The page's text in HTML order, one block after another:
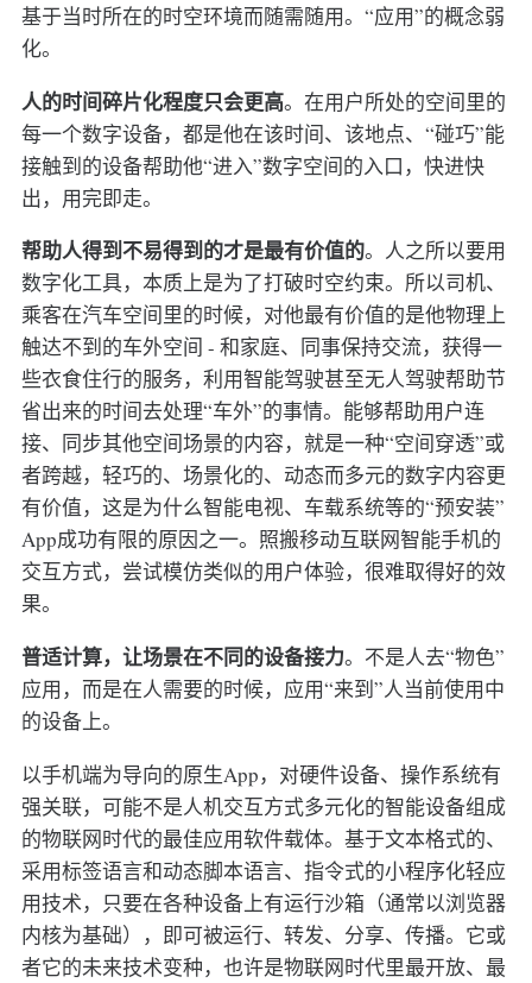
基于当时所在的时空环境而随需随用。“应用”的概念弱
化。
人的时间碎片化程度只会更高。在用户所处的空间里的
每一个数字设备，都是他在该时间、该地点、“碰巧”能
接触到的设备帮助他“进入”数字空间的入口，快进快
出，用完即走。
帮助人得到不易得到的才是最有价值的。人之所以要用
数字化工具，本质上是为了打破时空约束。所以司机、
乘客在汽车空间里的时候，对他最有价值的是他物理上
触达不到的车外空间 - 和家庭、同事保持交流，获得一
些衣食住行的服务，利用智能驾驶甚至无人驾驶帮助节
省出来的时间去处理“车外”的事情。能够帮助用户连
接、同步其他空间场景的内容，就是一种“空间穿透”或
者跨越，轻巧的、场景化的、动态而多元的数字内容更
有价值，这是为什么智能电视、车载系统等的“预安装”
App成功有限的原因之一。照搬移动互联网智能手机的
交互方式，尝试模仿类似的用户体验，很难取得好的效
果。
普适计算，让场景在不同的设备接力。不是人去“物色”
应用，而是在人需要的时候，应用“来到”人当前使用中
的设备上。
以手机端为导向的原生App，对硬件设备、操作系统有
强关联，可能不是人机交互方式多元化的智能设备组成
的物联网时代的最佳应用软件载体。基于文本格式的、
采用标签语言和动态脚本语言、指令式的小程序化轻应
用技术，只要在各种设备上有运行沙箱（通常以浏览器
内核为基础），即可被运行、转发、分享、传播。它或
者它的未来技术变种，也许是物联网时代里最开放、最